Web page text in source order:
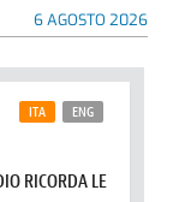
6 AGOSTO 2026